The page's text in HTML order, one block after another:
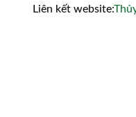
Liên kết website: